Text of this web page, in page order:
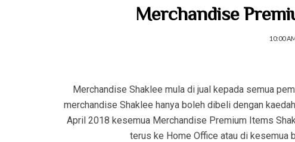
Merchandise
10:00
Merchandise Shaklee mula di jual kepada semua
merchandise Shaklee hanya boleh dibeli dengan
April 2018 kesemua Merchandise Premium Items
terus ke Home Office atau di kesemua